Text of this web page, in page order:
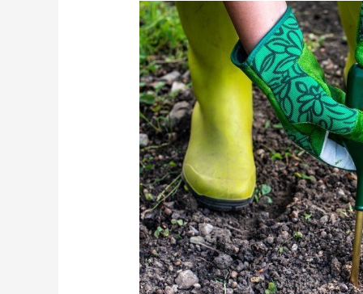
Ανάλυση
Στοιχείων
Φυτικού
Ιστού
και
Θρεπτικών
Διαλυμάτων